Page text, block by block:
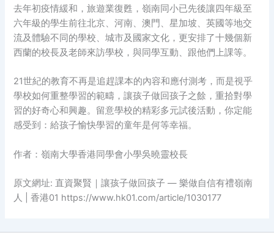
去年初疫情緩和，旅遊業復甦，嶺南同小已先後讓四年級至
六年級的學生前往北京、河南、澳門、星加坡、英國等地交
流及體驗不同的學校、城市及國家文化，更安排了十幾個新
西蘭的校長及老師來訪學校，與同學互動、跟他們上課等。
21世紀的教育不再是追趕課本的內容和應付測考，而是視乎
學校如何重整學習的範疇，讓孩子做回孩子之餘，重拾對學
習的好奇心和興趣。留意學校的精彩多元試後活動，你定能
感受到：給孩子愉快學習的童年是何等幸福。
作者：嶺南大學香港同學會小學吳曉靈校長
原文網址: 直資聚賢｜讓孩子做回孩子 — 樂做自信有禮嶺南
人 | 香港01 https://www.hk01.com/article/1030177